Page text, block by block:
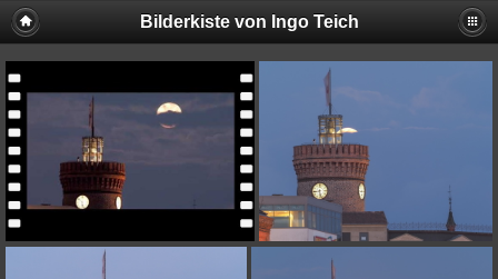
Bilderkiste von Ingo Teich